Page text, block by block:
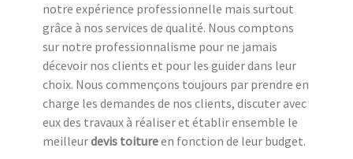
notre expérience professionnelle mais surtout
grâce à nos services de qualité. Nous comptons
sur notre professionnalisme pour ne jamais
décevoir nos clients et pour les guider dans leur
choix. Nous commençons toujours par prendre en
charge les demandes de nos clients, discuter avec
eux des travaux à réaliser et établir ensemble le
meilleurdevis toitureen fonction de leur budget.